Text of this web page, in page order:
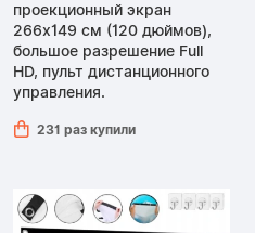
проекционный экран
266x149 см (120 дюймов),
большое разрешение Full
HD, пульт дистанционного
управления.
231 раз купили